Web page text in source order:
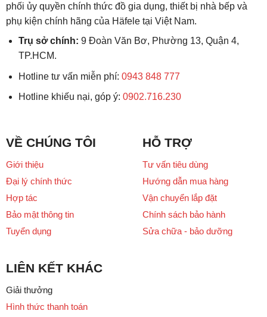
phối ủy quyền chính thức đồ gia dụng, thiết bị nhà bếp và
phụ kiện chính hãng của Häfele tại Việt Nam.
Trụ sở chính: 9 Đoàn Văn Bơ, Phường 13, Quận 4,
TP.HCM.
Hotline tư vấn miễn phí: 0943 848 777
Hotline khiếu nại, góp ý: 0902.716.230
VỀ CHÚNG TÔI
Giới thiệu
Đại lý chính thức
Hợp tác
Bảo mật thông tin
Tuyển dụng
HỖ TRỢ
Tư vấn tiêu dùng
Hướng dẫn mua hàng
Vận chuyển lắp đặt
Chính sách bảo hành
Sửa chữa - bảo dưỡng
LIÊN KẾT KHÁC
Giải thưởng
Hình thức thanh toán